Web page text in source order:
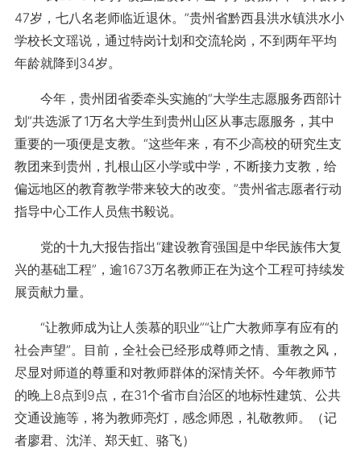
47岁，七八名老师临近退休。”贵州省黔西县洪水镇洪水小
学校长文瑶说，通过特岗计划和交流轮岗，不到两年平均
年龄就降到34岁。
今年，贵州团省委牵头实施的“大学生志愿服务西部计
划”共选派了1万名大学生到贵州山区从事志愿服务，其中
重要的一项便是支教。“这些年来，有不少高校的研究生支
教团来到贵州，扎根山区小学或中学，不断接力支教，给
偏远地区的教育教学带来较大的改变。”贵州省志愿者行动
指导中心工作人员焦书毅说。
党的十九大报告指出“建设教育强国是中华民族伟大复
兴的基础工程”，逾1673万名教师正在为这个工程可持续发
展贡献力量。
“让教师成为让人羡慕的职业”“让广大教师享有应有的
社会声望”。目前，全社会已经形成尊师之情、重教之风，
尽显对师道的尊重和对教师群体的深情关怀。今年教师节
的晚上8点到9点，在31个省市自治区的地标性建筑、公共
交通设施等，将为教师亮灯，感念师恩，礼敬教师。（记
者廖君、沈洋、郑天虹、骆飞）